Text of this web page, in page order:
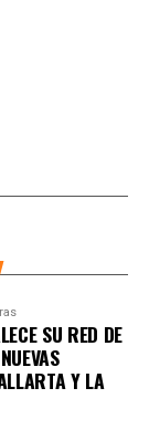
Núñez
y señaló que
permitirá
SU RED DE
Y LA